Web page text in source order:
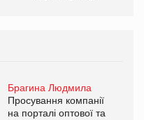
Брагина Людмила
Просування компанії
на порталі оптової та